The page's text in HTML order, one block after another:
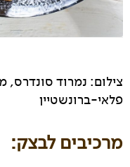
צילום: נמרוד סונדרס,
פלאי-ברונשטיין
מרכיבים לבצק: